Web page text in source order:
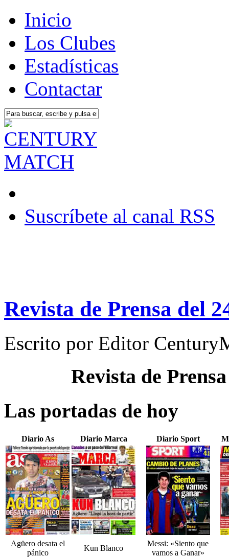
Inicio
Los Clubes
Estadísticas
Contactar
Suscríbete al canal RSS
Revista de Prensa del
Escrito por Editor
Revista de
Las portadas de hoy
Diario As Diario Marca Diario Sport
Agüero desata el
pánico
Kun Blanco
Messi: «Siento que
vamos a Ganar»